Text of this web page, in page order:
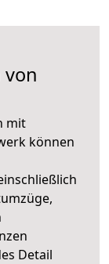
mit
können
Detail